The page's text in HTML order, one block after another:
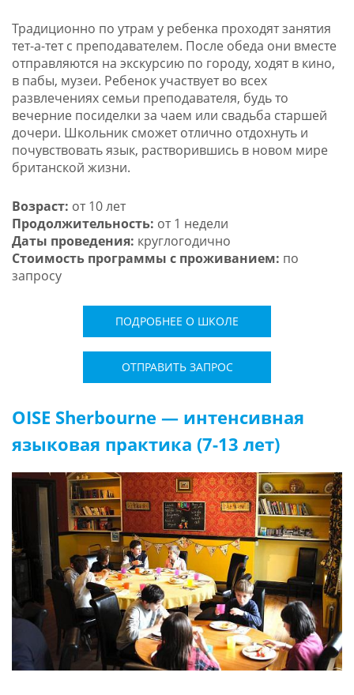
Традиционно по утрам у ребенка проходят занятия
тет-а-тет с преподавателем. После обеда они вместе
отправляются на экскурсию по городу, ходят в кино,
в пабы, музеи. Ребенок участвует во всех
развлечениях семьи преподавателя, будь то
вечерние посиделки за чаем или свадьба старшей
дочери. Школьник сможет отлично отдохнуть и
почувствовать язык, растворившись в новом мире
британской жизни.
Возраст: от 10 лет
Продолжительность: от 1 недели
Даты проведения: круглогодично
Стоимость программы с проживанием: по
запросу
ПОДРОБНЕЕ О ШКОЛЕ
ОТПРАВИТЬ ЗАПРОС
OISE Sherbourne — интенсивная
языковая практика (7-13 лет)